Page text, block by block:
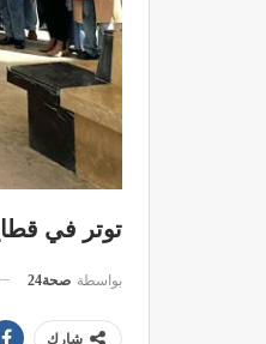
توتر في
بواسطة صحة24
شارك